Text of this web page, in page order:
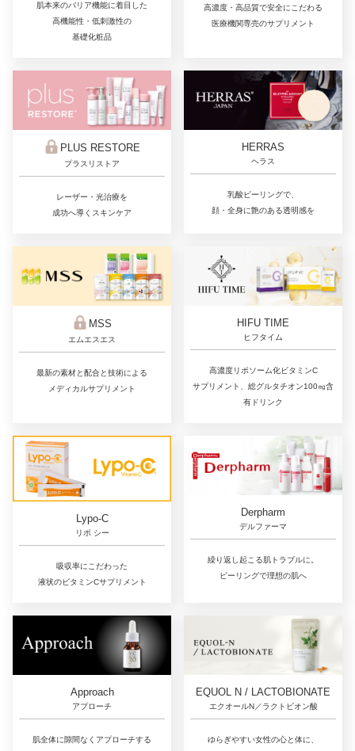
肌本来のバリア機能に着目した
高機能性・低刺激性の
基礎化粧品
高濃度・高品質で安全にこだわる
医療機関専売のサプリメント
PLUS RESTORE
プラスリストア
レーザー・光治療を
成功へ導くスキンケア
HERRAS
ヘラス
乳酸ピーリングで、
顔・全身に艶のある透明感を
MSS
エムエスエス
最新の素材と配合と技術による
メディカルサプリメント
HIFU TIME
ヒフタイム
高濃度リポソーム化ビタミンC
サプリメント、総グルタチオン100㎎含
有ドリンク
Lypo-C
リポ シー
吸収率にこだわった
液状のビタミンCサプリメント
Derpharm
デルファーマ
繰り返し起こる肌トラブルに。
ピーリングで理想の肌へ
Approach
アプローチ
肌全体に隙間なくアプローチする
EQUOL N / LACTOBIONATE
エクオールN／ラクトビオン酸
ゆらぎやすい女性の心と体に、